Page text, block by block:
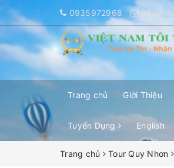
0935972968
Trang chủ Giới Thiệu
Tuyển Dụng English
Trang chủ Tour Quy Nhơn